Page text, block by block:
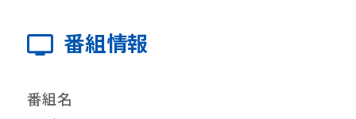
番組情報
番組名